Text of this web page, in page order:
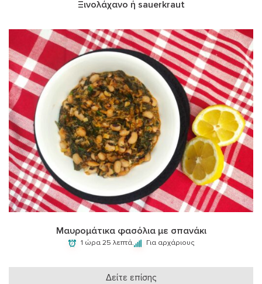
Ξινολάχανο ή sauerkraut
Μαυρομάτικα φασόλια με σπανάκι
1 ώρα 25 λεπτά. Για αρχάριους
Δείτε επίσης